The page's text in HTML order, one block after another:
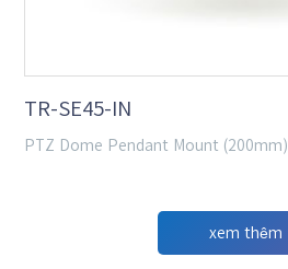
TR-SE45-IN
PTZ Dome Pendant Mount (200mm)
xem thêm